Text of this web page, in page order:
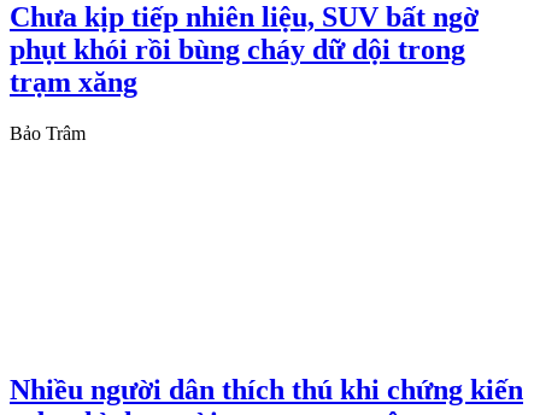
Chưa kịp tiếp nhiên liệu, SUV bất ngờ
phụt khói rồi bùng cháy dữ dội trong
trạm xăng
Bảo Trâm
Nhiều người dân thích thú khi chứng kiến